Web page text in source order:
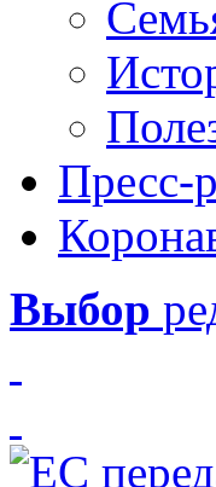
Пресс-
Выбор